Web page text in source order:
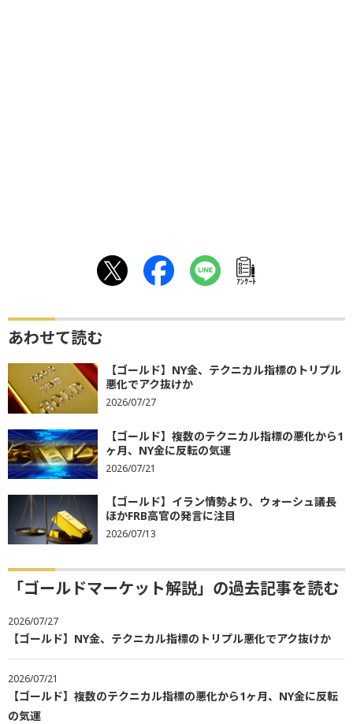
ｱﾝｹｰﾄ
あわせて読む
【ゴールド】NY金、テクニカル指標のトリプル
悪化でアク抜けか
2026/07/27
【ゴールド】複数のテクニカル指標の悪化から1
ヶ月、NY金に反転の気運
2026/07/21
【ゴールド】イラン情勢より、ウォーシュ議長
ほかFRB高官の発言に注目
2026/07/13
「ゴールドマーケット解説」の過去記事を読む
2026/07/27
【ゴールド】NY金、テクニカル指標のトリプル悪化でアク抜けか
2026/07/21
【ゴールド】複数のテクニカル指標の悪化から1ヶ月、NY金に反転
の気運